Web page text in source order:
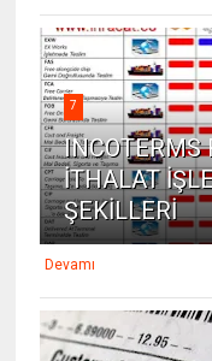
7
INCOTERMS
İTHALAT
ŞEKİLLERİ
Devamı